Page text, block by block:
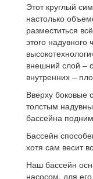
Этот круглый
настолько
разместиться
этого надувного
внешний слой –
внутренних –
Вверху боковые
толстым
бассейна
Бассейн
хотя сам весит
Наш бассейн
насосом, для